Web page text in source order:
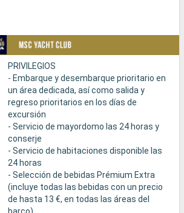
PRIVILEGIOS
- Embarque y desembarque prioritario en
un área dedicada, así como salida y
regreso prioritarios en los días de
excursión
- Servicio de mayordomo las 24 horas y
conserje
- Servicio de habitaciones disponible las
24 horas
- Selección de bebidas Prémium Extra
(incluye todas las bebidas con un precio
de hasta 13 €, en todas las áreas del
barco)